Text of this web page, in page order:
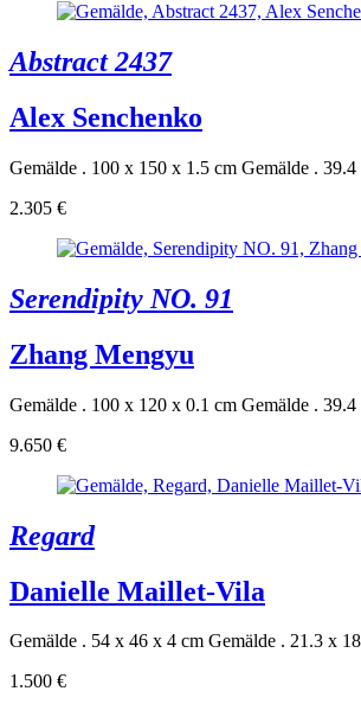
Abstract 2437
Alex Senchenko
Gemälde . 100 x 150 x 1.5 cm Gemälde .
2.305 €
Serendipity NO. 91
Zhang Mengyu
Gemälde . 100 x 120 x 0.1 cm Gemälde .
9.650 €
Regard
Danielle Maillet-Vila
Gemälde . 54 x 46 x 4 cm Gemälde . 21.3 x
1.500 €